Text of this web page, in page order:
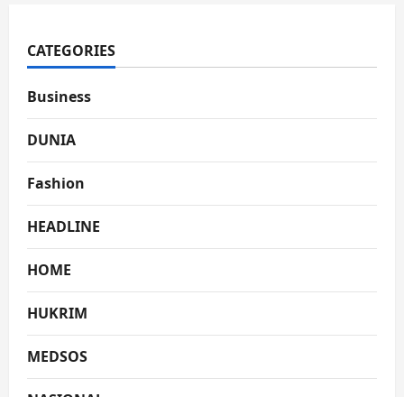
CATEGORIES
Business
DUNIA
Fashion
HEADLINE
HOME
HUKRIM
MEDSOS